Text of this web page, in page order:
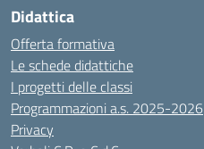
Didattica
Offerta formativa
Le schede didattiche
I progetti delle classi
Programmazioni a.s. 2025-2026
Privacy